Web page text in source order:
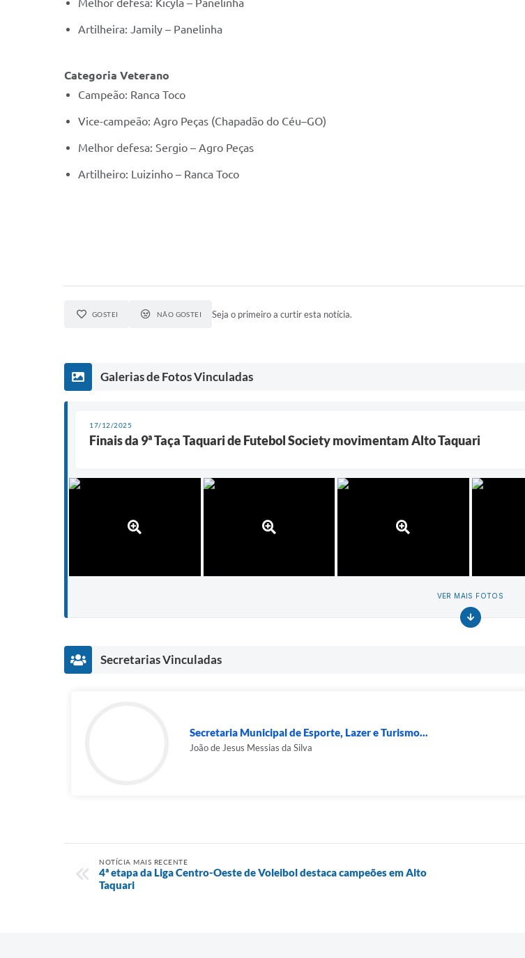
Melhor defesa: Kicyla – Panelinha
Artilheira: Jamily – Panelinha
Categoria Veterano
Campeão: Ranca Toco
Vice-campeão: Agro Peças (Chapadão do Céu–GO)
Melhor defesa: Sergio – Agro Peças
Artilheiro: Luizinho – Ranca Toco
GOSTEI NÃO GOSTEI Seja o primeiro a curtir esta notícia.
Galerias de Fotos Vinculadas
17/12/2025
Finais da 9ª Taça Taquari de Futebol Society movimentam Alto Taquari
VER MAIS FOTOS
Secretarias Vinculadas
Secretaria Municipal de Esporte, Lazer e Turismo...
João de Jesus Messias da Silva
NOTÍCIA MAIS RECENTE
4ª etapa da Liga Centro-Oeste de Voleibol destaca campeões em Alto
Taquari